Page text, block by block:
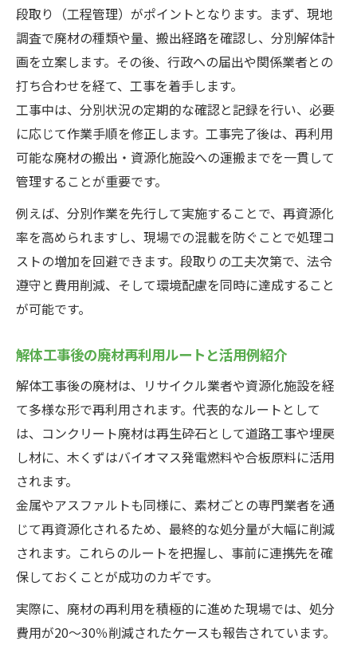
段取り（工程管理）がポイントとなります。まず、現地
調査で廃材の種類や量、搬出経路を確認し、分別解体計
画を立案します。その後、行政への届出や関係業者との
打ち合わせを経て、工事を着手します。
工事中は、分別状況の定期的な確認と記録を行い、必要
に応じて作業手順を修正します。工事完了後は、再利用
可能な廃材の搬出・資源化施設への運搬までを一貫して
管理することが重要です。
例えば、分別作業を先行して実施することで、再資源化
率を高められますし、現場での混載を防ぐことで処理コ
ストの増加を回避できます。段取りの工夫次第で、法令
遵守と費用削減、そして環境配慮を同時に達成すること
が可能です。
解体工事後の廃材再利用ルートと活用例紹介
解体工事後の廃材は、リサイクル業者や資源化施設を経
て多様な形で再利用されます。代表的なルートとして
は、コンクリート廃材は再生砕石として道路工事や埋戻
し材に、木くずはバイオマス発電燃料や合板原料に活用
されます。
金属やアスファルトも同様に、素材ごとの専門業者を通
じて再資源化されるため、最終的な処分量が大幅に削減
されます。これらのルートを把握し、事前に連携先を確
保しておくことが成功のカギです。
実際に、廃材の再利用を積極的に進めた現場では、処分
費用が20～30％削減されたケースも報告されています。